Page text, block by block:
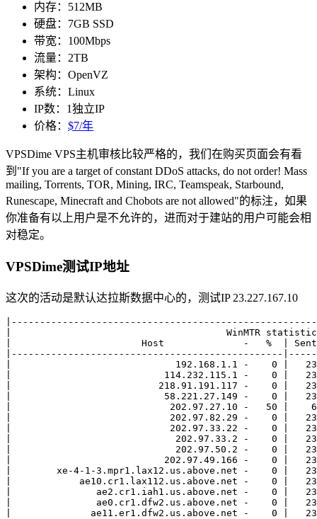
内存：512MB
硬盘：7GB SSD
带宽：100Mbps
流量：2TB
架构：OpenVZ
系统：Linux
IP数：1独立IP
价格： $7/年
VPSDime VPS主机审核比较严格的，我们在购买页面会有看
到"If you are a target of constant DDoS attacks, do not order! Mass
mailing, Torrents, TOR, Mining, IRC, Teamspeak, Starbound,
Runescape, Minecraft and Chobots are not allowed"的标注，如果
你准备有以上用户是不允许的，进而对于建站的用户可能会相
对稳定。
VPSDime测试IP地址
这次的活动是默认达拉斯数据中心的，测试IP 23.227.167.10
|                                      WinMTR
|                       Host              -   %  | Sent |
|------------------------------------------------
|                             192.168.1.1 -    0 |
|                           114.232.115.1 -    0 |
|                          218.91.191.117 -    0 |
|                           58.221.27.149 -    0 |
|                            202.97.27.10 -   50 |
|                            202.97.82.29 -    0 |
|                            202.97.33.22 -    0 |
|                             202.97.33.2 -    0 |
|                             202.97.50.2 -    0 |   23
|                           202.97.49.166 -    0 |   23
|        xe-4-1-3.mpr1.lax12.us.above.net -    0 |
|            ae10.cr1.lax112.us.above.net -    0 |
|               ae2.cr1.iah1.us.above.net -    0 |
|               ae0.cr1.dfw2.us.above.net -    0 |
|              ae11.er1.dfw2.us.above.net -    0 |